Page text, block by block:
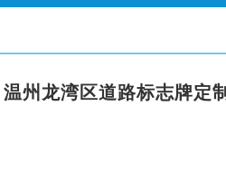
温州龙湾区道路标志牌定